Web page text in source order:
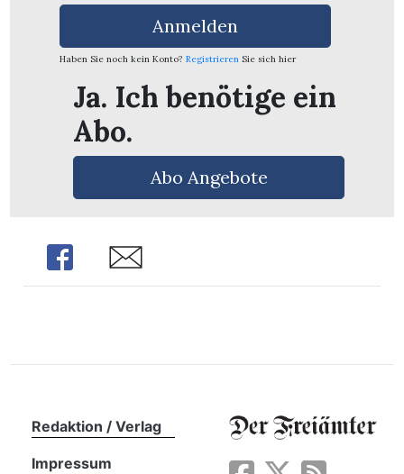
Anmelden
Haben Sie noch kein Konto? Registrieren Sie sich hier
Ja. Ich benötige ein
Abo.
Abo Angebote
Share Share
Redaktion / Verlag
Impressum